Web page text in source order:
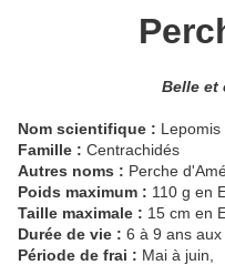
Belle et
Nom scientifique : Lepomis
Famille : Centrachidés
Autres noms : Perche
Poids maximum : 110 g en
Taille maximale : 15 cm en
Durée de vie : 6 à 9 ans aux
Période de frai : Mai à juin,